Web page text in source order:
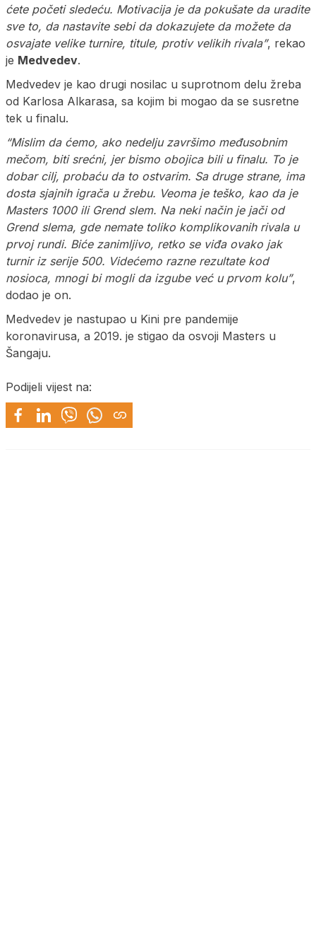
ćete početi sledeću. Motivacija je da pokušate da uradite
sve to, da nastavite sebi da dokazujete da možete da
osvajate velike turnire, titule, protiv velikih rivala”, rekao
je Medvedev.
Medvedev je kao drugi nosilac u suprotnom delu žreba
od Karlosa Alkarasa, sa kojim bi mogao da se susretne
tek u finalu.
“Mislim da ćemo, ako nedelju završimo međusobnim
mečom, biti srećni, jer bismo obojica bili u finalu. To je
dobar cilj, probaću da to ostvarim. Sa druge strane, ima
dosta sjajnih igrača u žrebu. Veoma je teško, kao da je
Masters 1000 ili Grend slem. Na neki način je jači od
Grend slema, gde nemate toliko komplikovanih rivala u
prvoj rundi. Biće zanimljivo, retko se viđa ovako jak
turnir iz serije 500. Videćemo razne rezultate kod
nosioca, mnogi bi mogli da izgube već u prvom kolu”,
dodao je on.
Medvedev je nastupao u Kini pre pandemije
koronavirusa, a 2019. je stigao da osvoji Masters u
Šangaju.
Podijeli vijest na: